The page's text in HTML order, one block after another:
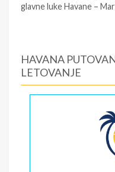
glavne luke Havane –
HAVANA
LETOVANJE